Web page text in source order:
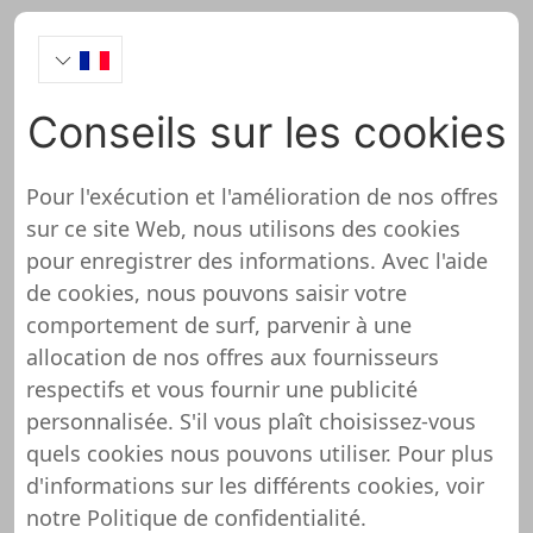
Kraft Computer
Schmiede Onlineshop
Test
Kraft Computer Schmiede n'a pas
encore été examiné et testé
Nous n'avons pas encore d'informations
détaillées sur cette boutique ou ce site Web. Cela
Conseils sur les cookies
Pour l'exécution et l'amélioration de nos offres
sur ce site Web, nous utilisons des cookies
pour enregistrer des informations. Avec l'aide
de cookies, nous pouvons saisir votre
comportement de surf, parvenir à une
allocation de nos offres aux fournisseurs
respectifs et vous fournir une publicité
personnalisée. S'il vous plaît choisissez-vous
quels cookies nous pouvons utiliser. Pour plus
d'informations sur les différents cookies, voir
notre Politique de confidentialité.